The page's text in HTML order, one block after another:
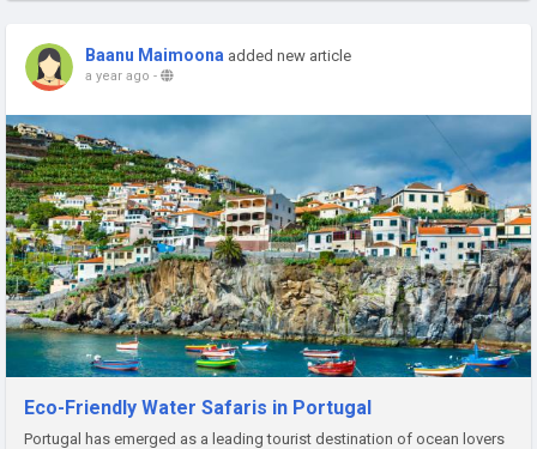
Baanu Maimoona added new article
a year ago -
Eco-Friendly Water Safaris in Portugal
Portugal has emerged as a leading tourist destination of ocean lovers